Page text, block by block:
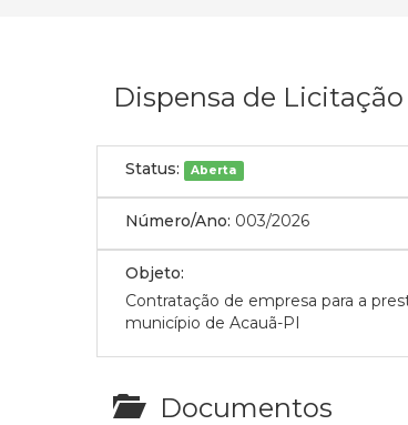
Dispensa de
Status: Aberta
Número/Ano: 003/2026
Objeto:
Contratação de empresa para a
município de Acauã-PI
Documentos